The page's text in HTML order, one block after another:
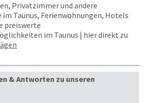
Privatzimmer und andere
Taunus, Ferienwohnungen, Hotels
preiswerte
im Taunus | hier direkt zu
& Antworten zu unseren